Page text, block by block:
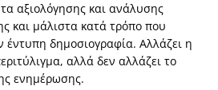
αξιολόγησης και ανάλυσης
και μάλιστα κατά τρόπο που
έντυπη δημοσιογραφία. Αλλάζει η
αλλά δεν αλλάζει το
ενημέρωσης.